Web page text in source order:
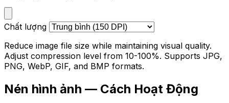
Chất lượng
Reduce image file size while maintaining visual quality.
Adjust compression level from 10-100%. Supports JPG,
PNG, WebP, GIF, and BMP formats.
Nén hình ảnh — Cách Hoạt Động